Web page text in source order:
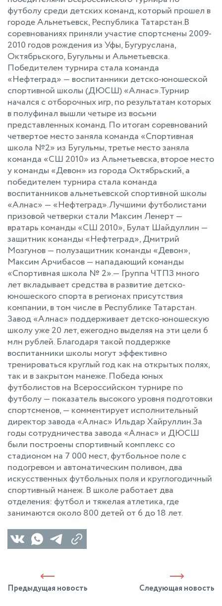
футболу среди детских команд, который прошел в
городе Альметьевск, Республика Татарстан.В
соревнованиях приняли участие спортсмены 2009-
2010 годов рождения из Уфы, Бугуруслана,
Октябрьского, Бугульмы и Альметьевска.
Победителем турнира стала команда
«Нефтеград» — воспитанники детско-юношеской
спортивной школы (ДЮСШ) «Алнас».Турнир
начался с отборочных игр, по результатам которых
в полуфинал вышли четыре из восьми
представленных команд. По итогам соревнований
четвертое место заняла команда «Спортивная
школа №2» из Бугульмы, третье место заняла
команда «СШ 2010» из Альметьевска, второе место
у команды «Девон» из города Октябрьский, а
победителем турнира стала команда
воспитанников альметьевской спортивной школы
«Алнас» — «Нефтеград».Лучшими футболистами
призовой четверки стали Максим Ленерт —
вратарь команды «СШ 2010», Булат Шайдуллин —
защитник команды «Нефтеград», Дмитрий
Мозгунов — полузащитник команды «Девон»,
Максим Арчибасов — нападающий команды
«Спортивная школа № 2».— Группа ЧТПЗ много
лет вкладывает средства в развитие детско-
юношеского спорта в регионах присутствия
компании, в том числе в Республике Татарстан.
Завод «Алнас» поддерживает детско-юношескую
школу уже 20 лет, ежегодно выделяя на эти цели 6
млн рублей. Благодаря такой поддержке
воспитанники школы могут эффективно
тренироваться круглый год как на открытых полях,
так и в закрытом манеже. Победа юных
футболистов на Всероссийском турнире по
футболу — показатель высокого уровня подготовки
спортсменов, — комментирует исполнительный
директор завода «Алнас» Ильдар Хайруллин.За
годы сотрудничества завода «Алнас» и ДЮСШ
были построены спортивный комплекс со
стадионом на 7 000 мест, футбольное поле с
подогревом и автоматическим поливом, два
искусственных футбольных поля и круглогодичный
спортивный манеж. В школе работает два
отделения: футбол и тяжелая атлетика, где
занимаются около 800 детей от 6 до 18 лет.
Предыдущая новость Следующая новость